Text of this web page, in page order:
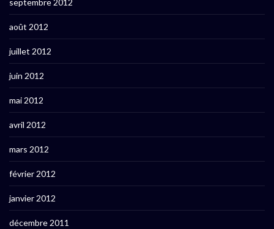
septembre 2012
août 2012
juillet 2012
juin 2012
mai 2012
avril 2012
mars 2012
février 2012
janvier 2012
décembre 2011